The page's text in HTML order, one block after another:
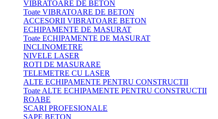
VIBRATOARE DE BETON
Toate VIBRATOARE DE BETON
ACCESORII VIBRATOARE BETON
ECHIPAMENTE DE MASURAT
Toate ECHIPAMENTE DE MASURAT
INCLINOMETRE
NIVELE LASER
ROTI DE MASURARE
TELEMETRE CU LASER
ALTE ECHIPAMENTE PENTRU CONSTRUCTII
Toate ALTE ECHIPAMENTE PENTRU CONSTRUCTII
ROABE
SCARI PROFESIONALE
SAPE BETON